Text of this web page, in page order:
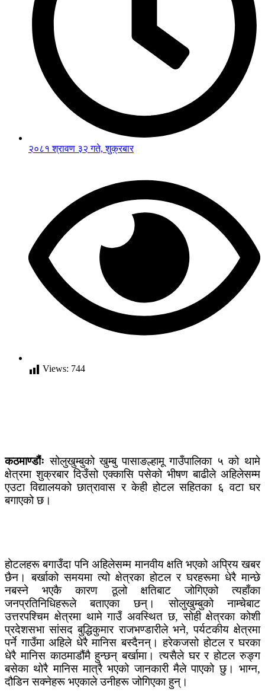
२०८१ श्रावण ३२ गते, शुक्रबार
Views: 744
कठमाण्डौंः सोलुखुम्बुको खुम्बु पासाङल्हामू गाउँपालिका ५ को थामे
क्षेत्रमा शुक्रबार दिउँसो एक्कासि पसेको भीषण बाढीले अहिलेसम्म
एउटा विद्यालयको छात्रावास र केही होटल सहितका ६ वटा घर
बगाएको छ।
होटलहरू बगाउँदा पनि अहिलेसम्म मानवीय क्षति भएको अप्रिय खबर
छैन। बर्खाको समयमा त्यो क्षेत्रका होटल र घरहरूमा धेरै मान्छे
नबस्ने भएकै कारण ठूलो क्षतिबाट जोगिएको त्यहाँका
जनप्रतिनिधिहरूले बताएका छन्।सोलुखुम्बुको नाम्चेबाट
उत्तरपश्चिम क्षेत्रमा थामे गाउँ अवस्थित छ, सोही क्षेत्रका कोशी
प्रदेशसभा सांसद बुद्धिकुमार राजभण्डारीले भने, पर्यटकीय क्षेत्रमा
पर्ने गाउँमा अहिले धेरै मानिस बस्दैनन्। हरेकजसो होटल र घरका
धेरै मानिस काठमाडौंमै हुन्छन् बर्खामा। त्यसैले घर र होटल रुङ्ग
बसेका थोरै मानिस मात्रै भएको जानकारी मैले पाएको छु। भाग्न,
दौडिन सक्नेहरू भएकाले उनीहरू जोगिएका हुन्।